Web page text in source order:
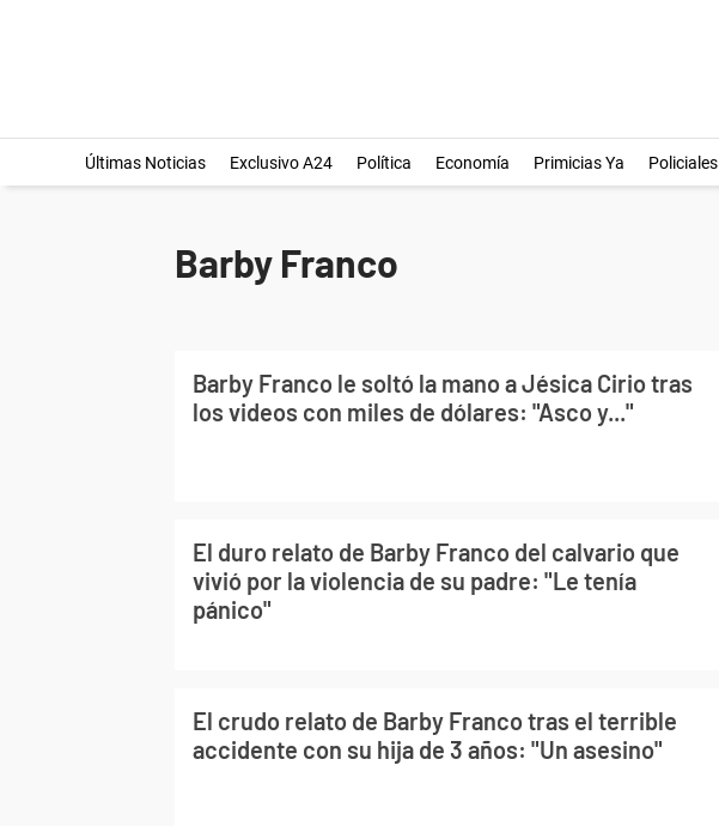
Últimas Noticias Exclusivo A24 Política Economía Primicias Ya Policiales
Barby Franco
Barby Franco le soltó la mano a Jésica Cirio tras
los videos con miles de dólares: "Asco y..."
El duro relato de Barby Franco del calvario que
vivió por la violencia de su padre: "Le tenía
pánico"
El crudo relato de Barby Franco tras el terrible
accidente con su hija de 3 años: "Un asesino"